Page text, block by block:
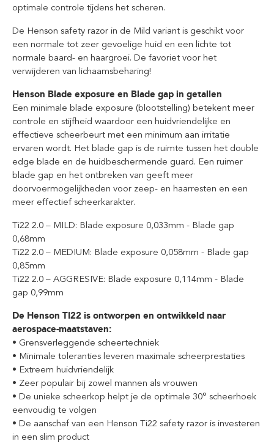
optimale controle tijdens het scheren.
De Henson safety razor in de Mild variant is geschikt voor
een normale tot zeer gevoelige huid en een lichte tot
normale baard- en haargroei. De favoriet voor het
verwijderen van lichaamsbeharing!
Henson Blade exposure en Blade gap in getallen
Een minimale blade exposure (blootstelling) betekent meer
controle en stijfheid waardoor een huidvriendelijke en
effectieve scheerbeurt met een minimum aan irritatie
ervaren wordt. Het blade gap is de ruimte tussen het double
edge blade en de huidbeschermende guard. Een ruimer
blade gap en het ontbreken van geeft meer
doorvoermogelijkheden voor zeep- en haarresten en een
meer effectief scheerkarakter.
Ti22 2.0 – MILD: Blade exposure 0,033mm - Blade gap
0,68mm
Ti22 2.0 – MEDIUM: Blade exposure 0,058mm - Blade gap
0,85mm
Ti22 2.0 – AGGRESIVE: Blade exposure 0,114mm - Blade
gap 0,99mm
De Henson TI22 is ontworpen en ontwikkeld naar
aerospace-maatstaven:
• Grensverleggende scheertechniek
• Minimale toleranties leveren maximale scheerprestaties
• Extreem huidvriendelijk
• Zeer populair bij zowel mannen als vrouwen
• De unieke scheerkop helpt je de optimale 30° scheerhoek
eenvoudig te volgen
• De aanschaf van een Henson Ti22 safety razor is investeren
in een slim product